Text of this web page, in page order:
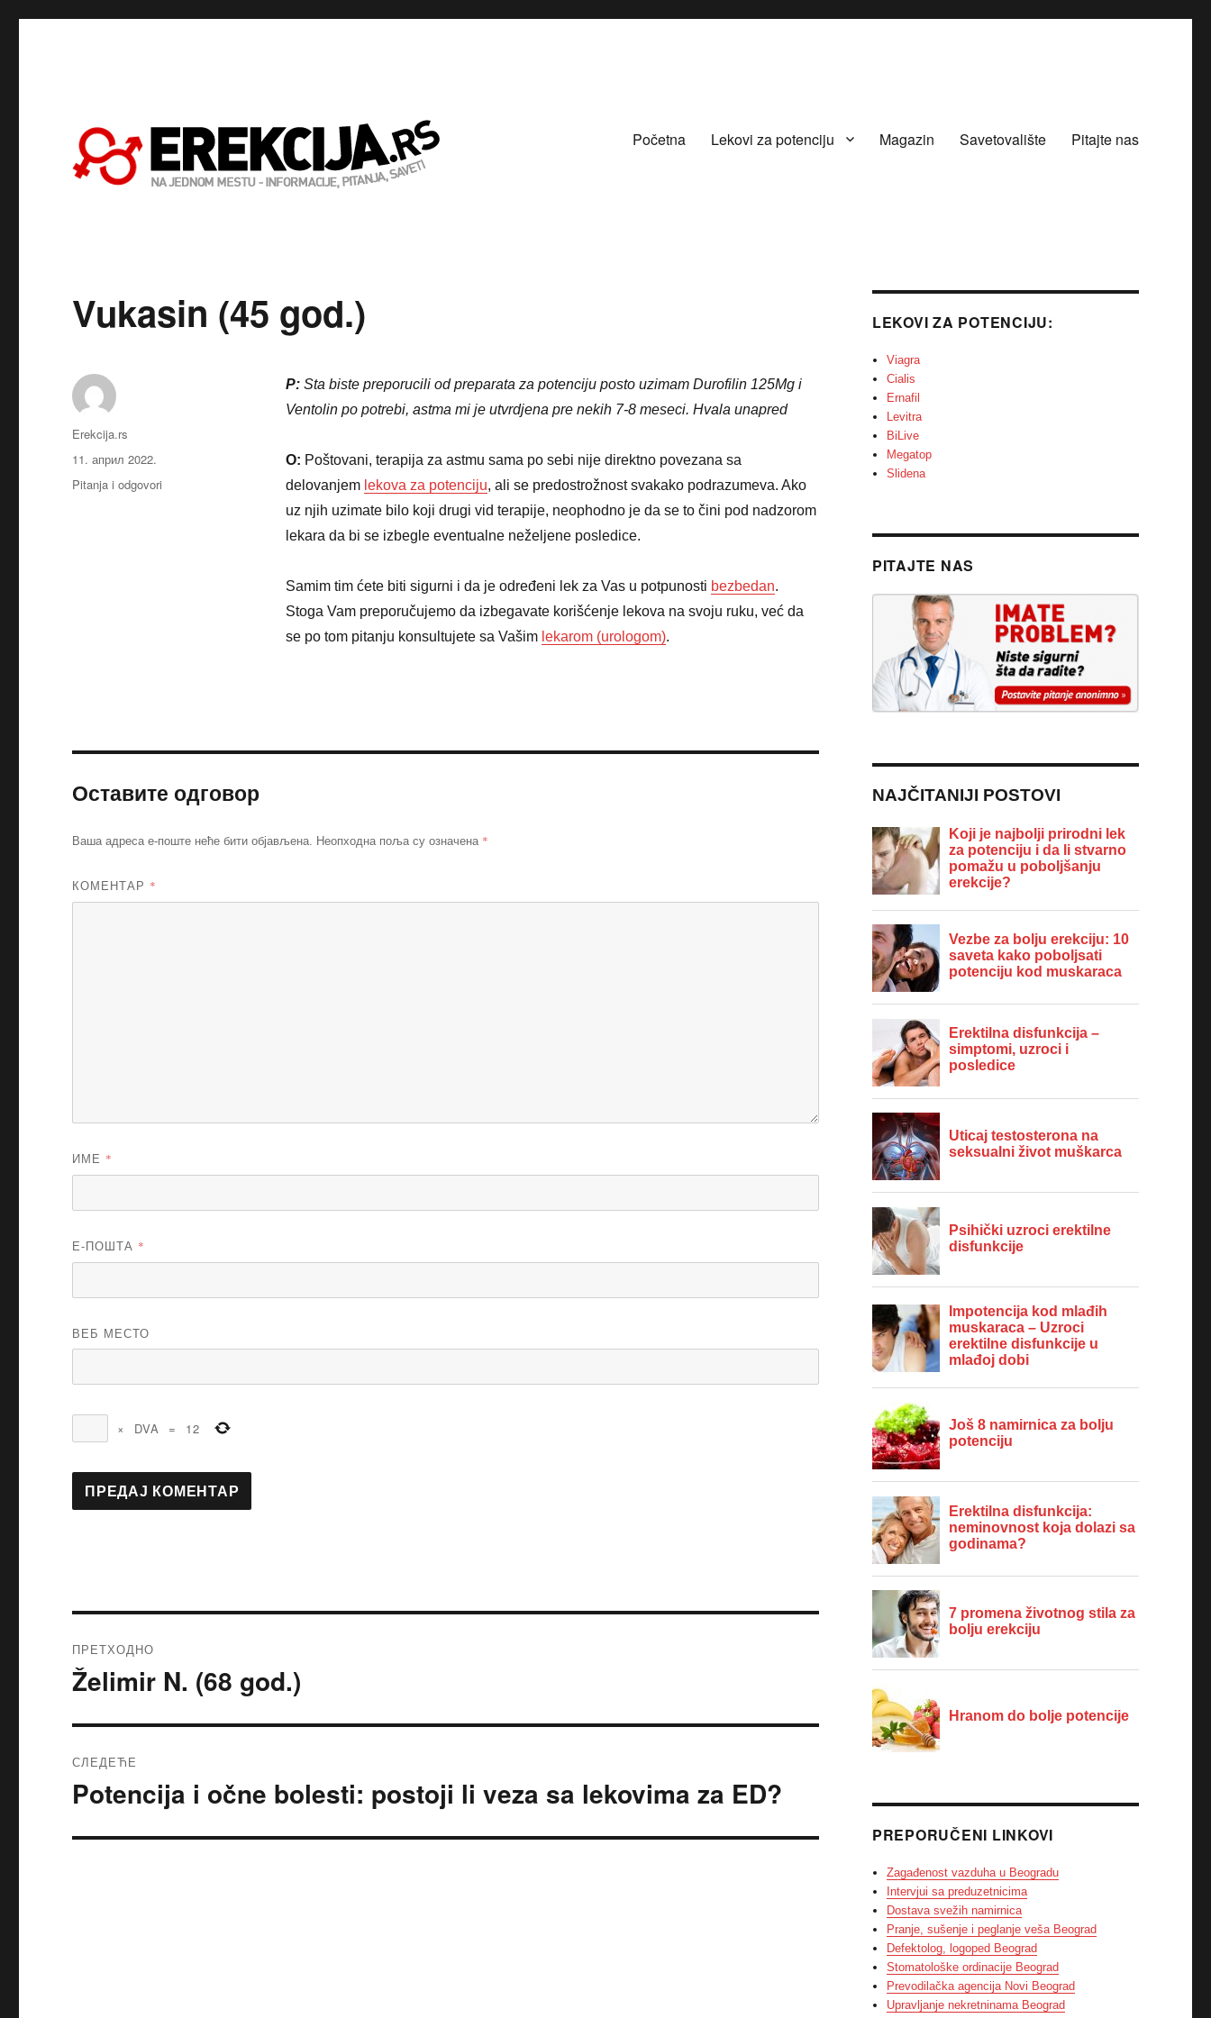
Početna Lekovi za potenciju Magazin Savetovalište Pitajte nas
Vukasin (45 god.)
P:Sta biste preporucili od preparata za potenciju posto uzimam Durofilin 125Mg i
Ventolin po potrebi, astma mi je utvrdjena pre nekih 7-8 meseci. Hvala unapred
O: Poštovani, terapija za astmu sama po sebi nije direktno povezana sa
delovanjem lekova za potenciju, ali se predostrožnost svakako podrazumeva. Ako
uz njih uzimate bilo koji drugi vid terapije, neophodno je da se to čini pod nadzorom
lekara da bi se izbegle eventualne neželjene posledice.
Samim tim ćete biti sigurni i da je određeni lek za Vas u potpunosti bezbedan.
Stoga Vam preporučujemo da izbegavate korišćenje lekova na svoju ruku, već da
se po tom pitanju konsultujete sa Vašim lekarom (urologom).
Аутор
Erekcija.rs
Објављено
11. април 2022.
Категорије
Pitanja i odgovori
Оставите одговор
Ваша адреса е-поште неће бити објављена. Неопходна поља су означена *
КОМЕНТАР *
ИМЕ *
Е-ПОШТА *
ВЕБ МЕСТО
× DVA = 12
ПРЕТХОДНО
Претходни
Želimir N. (68 god.)
СЛЕДЕЋЕ
Следећи
Potencija i očne bolesti: postoji li veza sa lekovima za ED?
LEKOVI ZA POTENCIJU:
Viagra
Cialis
Ernafil
Levitra
BiLive
Megatop
Slidena
PITAJTE NAS
NAJČITANIJI POSTOVI
PREPORUČENI LINKOVI
Zagađenost vazduha u Beogradu
Intervjui sa preduzetnicima
Dostava svežih namirnica
Pranje, sušenje i peglanje veša Beograd
Defektolog, logoped Beograd
Stomatološke ordinacije Beograd
Prevodilačka agencija Novi Beograd
Upravljanje nekretninama Beograd